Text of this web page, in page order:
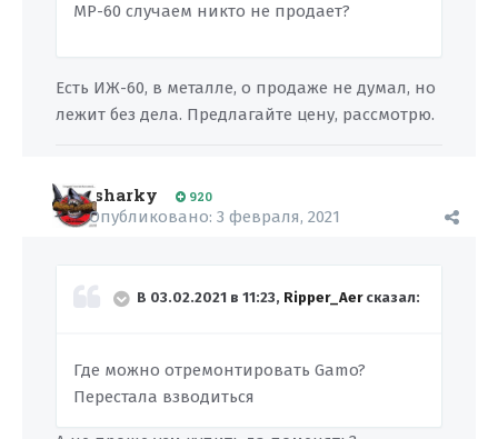
МР-60 случаем никто не продает?
Есть ИЖ-60, в металле, о продаже не думал, но
лежит без дела. Предлагайте цену, рассмотрю.
sharky 920
Опубликовано: 3 февраля, 2021
В 03.02.2021 в 11:23, Ripper_Aerсказал:
Где можно отремонтировать Gamo?
Перестала взводиться